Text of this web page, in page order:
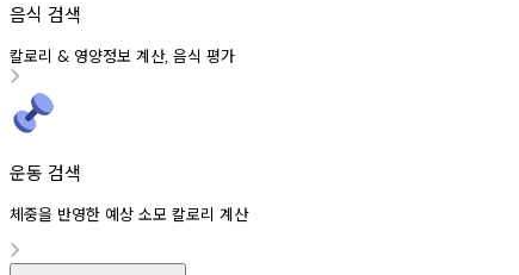
음식 검색
칼로리 & 영양정보 계산, 음식 평가
운동 검색
체중을 반영한 예상 소모 칼로리 계산